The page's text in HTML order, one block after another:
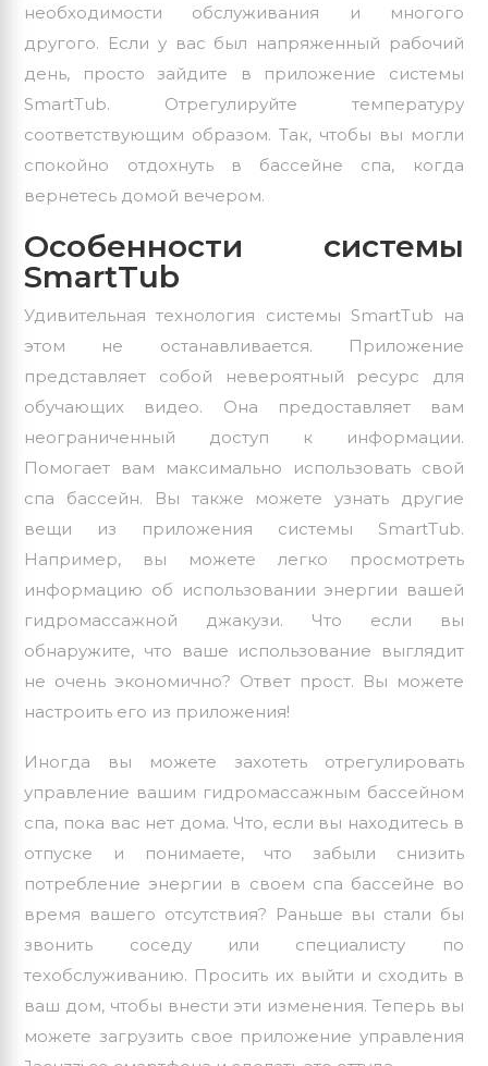
необходимости обслуживания и многого
другого. Если у вас был напряженный рабочий
день, просто зайдите в приложение системы
SmartTub. Отрегулируйте температуру
соответствующим образом. Так, чтобы вы могли
спокойно отдохнуть в бассейне спа, когда
вернетесь домой вечером.
Особенности системы
SmartTub
Удивительная технология системы SmartTub на
этом не останавливается. Приложение
представляет собой невероятный ресурс для
обучающих видео. Она предоставляет вам
неограниченный доступ к информации.
Помогает вам максимально использовать свой
спа бассейн. Вы также можете узнать другие
вещи из приложения системы SmartTub.
Например, вы можете легко просмотреть
информацию об использовании энергии вашей
гидромассажной джакузи. Что если вы
обнаружите, что ваше использование выглядит
не очень экономично? Ответ прост. Вы можете
настроить его из приложения!
Иногда вы можете захотеть отрегулировать
управление вашим гидромассажным бассейном
спа, пока вас нет дома. Что, если вы находитесь в
отпуске и понимаете, что забыли снизить
потребление энергии в своем спа бассейне во
время вашего отсутствия? Раньше вы стали бы
звонить соседу или специалисту по
техобслуживанию. Просить их выйти и сходить в
ваш дом, чтобы внести эти изменения. Теперь вы
можете загрузить свое приложение управления